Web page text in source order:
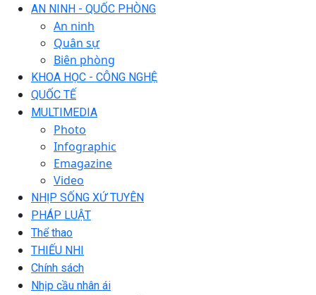
AN NINH - QUỐC PHÒNG
An ninh
Quân sự
Biên phòng
KHOA HỌC - CÔNG NGHỆ
QUỐC TẾ
MULTIMEDIA
Photo
Infographic
Emagazine
Video
NHỊP SỐNG XỨ TUYÊN
PHÁP LUẬT
Thể thao
THIẾU NHI
Chính sách
Nhịp cầu nhân ái